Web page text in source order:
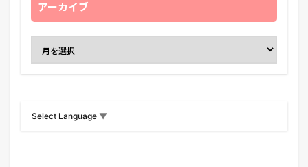
アーカイブ
Select Language ▼